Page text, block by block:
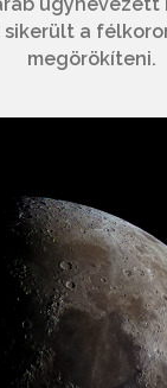
sikerült a
megörökíteni.